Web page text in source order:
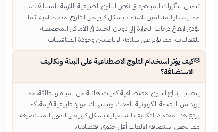
تتمثل التأثيرات المباشرة في نقص الثلوج الطبيعية اللازمة للمسابقات،
مما يضطر المنظمين للاعتماد بشكل كبير على الثلوج الاصطناعية. كما
يؤدي ارتفاع درجات الحرارة إلى ذوبان الجليد في الأماكن المخصصة
للفعاليات، مما يؤثر على سلامة الرياضيين وجودة المنافسات.
❄️كيف يؤثر استخدام الثلوج الاصطناعية على البيئة وتكاليف
الاستضافة؟
يتطلب إنتاج الثلوج الاصطناعية كميات هائلة من المياه والطاقة، مما
يزيد من البصمة الكربونية للحدث ويستهلك موارد طبيعية قيمة. كما
يرفع هذا الاعتماد التكاليف التشغيلية بشكل كبير على الدول المستضيفة،
مما يجعل استضافة الألعاب أقل جدوى اقتصادية.